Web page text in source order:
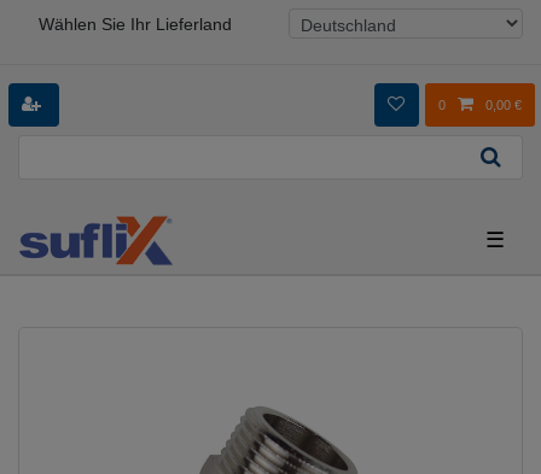
Wählen Sie Ihr Lieferland
0 0,00 €
☰